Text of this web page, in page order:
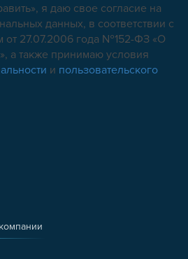
я даю свое согласие на
данных, в соответствии с
от 27.07.2006 года №152-ФЗ «О
а также принимаю условия
и пользовательского